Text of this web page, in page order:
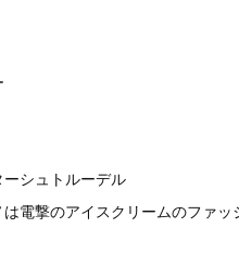
シュトルーデル
電撃のアイスクリームのファッ